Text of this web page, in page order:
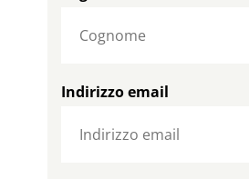
Indirizzo email